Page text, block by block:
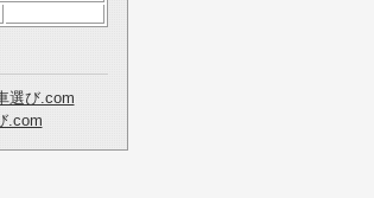
選び.com
.com